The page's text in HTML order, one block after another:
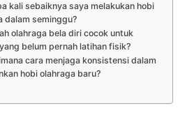
kali sebaiknya saya melakukan hobi
dalam seminggu?
olahraga bela diri cocok untuk
belum pernah latihan fisik?
cara menjaga konsistensi dalam
hobi olahraga baru?